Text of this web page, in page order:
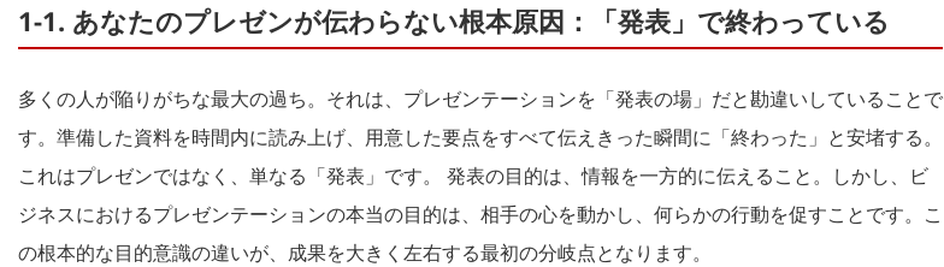
1-1. あなたのプレゼンが伝わらない根本原因：「発表」で終わっている
多くの人が陥りがちな最大の過ち。それは、プレゼンテーションを「発表の場」だと勘違いしていることで
す。準備した資料を時間内に読み上げ、用意した要点をすべて伝えきった瞬間に「終わった」と安堵する。
これはプレゼンではなく、単なる「発表」です。 発表の目的は、情報を一方的に伝えること。しかし、ビ
ジネスにおけるプレゼンテーションの本当の目的は、相手の心を動かし、何らかの行動を促すことです。こ
の根本的な目的意識の違いが、成果を大きく左右する最初の分岐点となります。